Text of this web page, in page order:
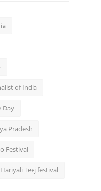
of India
Day
Pradesh
Festival
Hariyali Teej festival